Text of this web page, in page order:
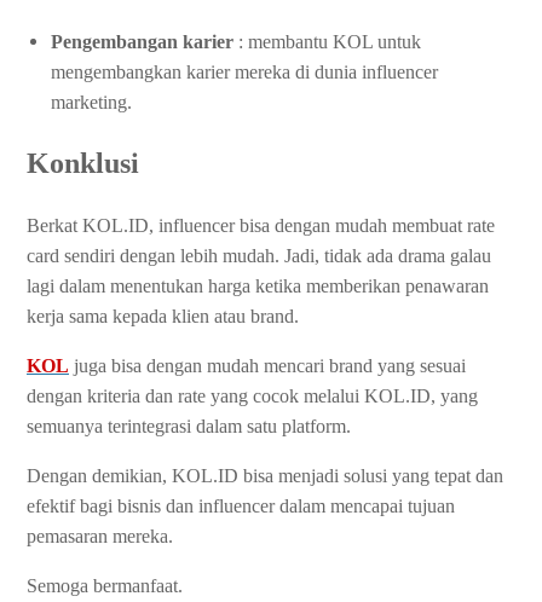
Pengembangan karier : membantu KOL untuk
mengembangkan karier mereka di dunia influencer
marketing.
Konklusi
Berkat KOL.ID, influencer bisa dengan mudah membuat rate
card sendiri dengan lebih mudah. Jadi, tidak ada drama galau
lagi dalam menentukan harga ketika memberikan penawaran
kerja sama kepada klien atau brand.
KOL juga bisa dengan mudah mencari brand yang sesuai
dengan kriteria dan rate yang cocok melalui KOL.ID, yang
semuanya terintegrasi dalam satu platform.
Dengan demikian, KOL.ID bisa menjadi solusi yang tepat dan
efektif bagi bisnis dan influencer dalam mencapai tujuan
pemasaran mereka.
Semoga bermanfaat.